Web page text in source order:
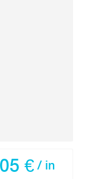
€ / in